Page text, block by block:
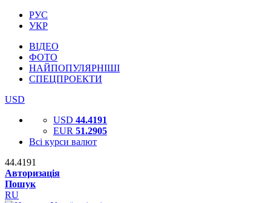
РУС
УКР
ВІДЕО
ФОТО
НАЙПОПУЛЯРНІШІ
СПЕЦПРОЕКТИ
USD
USD 44.4191
EUR 51.2905
Всі курси валют
44.4191
Авторизація
Пошук
RU